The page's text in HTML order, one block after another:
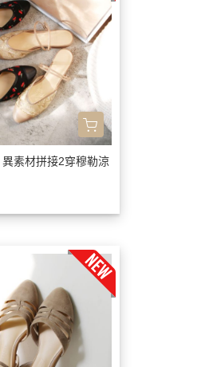
異素材拼接2穿穆勒涼